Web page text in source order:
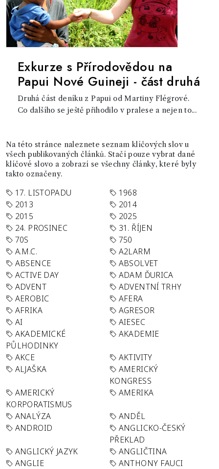
Exkurze s Přírodovědou na
Papui Nové Guineji - část druhá
Druhá část deníku z Papui od Martiny Flégrové.
Co dalšího se ještě přihodilo v pralese a nejen to...
Na této stránce naleznete seznam klíčových slov u
všech publikovaných článků. Stačí pouze vybrat dané
klíčové slovo a zobrazí se všechny články, které byly
takto označeny.
17. LISTOPADU
1968
2013
2014
2015
2025
24. PROSINEC
31. ŘÍJEN
70S
750
A.M.C.
A2LARM
ABSENCE
ABSOLVET
ACTIVE DAY
ADAM ĎURICA
ADVENT
ADVENTNÍ TRHY
AEROBIC
AFERA
AFRIKA
AGRESOR
AI
AIESEC
AKADEMICKÉ
PŮLHODINKY
AKADEMIE
AKCE
AKTIVITY
ALJAŠKA
AMERICKÝ
KONGRESS
AMERICKÝ
KORPORATISMUS
AMERIKA
ANALÝZA
ANDĚL
ANDROID
ANGLICKO-ČESKÝ
PŘEKLAD
ANGLICKÝ JAZYK
ANGLIČTINA
ANGLIE
ANTHONY FAUCI